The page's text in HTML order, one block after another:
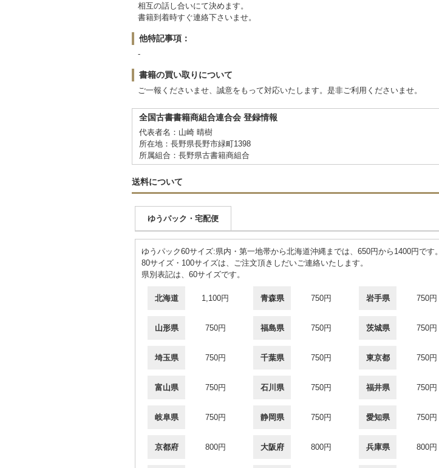
相互の話し合いにて決めます。
書籍到着時すぐ連絡下さいませ。
他特記事項：
-
書籍の買い取りについて
ご一報くださいませ、誠意をもって対応いたします。是非ご利用くださいませ。
全国古書書籍商組合連合会 登録情報
代表者名：山崎 晴樹
所在地：長野県長野市緑町1398
所属組合：長野県古書籍商組合
送料について
ゆうパック・宅配便
ゆうパック60サイズ:県内・第一地帯から北海道沖縄までは、650円から1400円です。
80サイズ・100サイズは、ご注文頂きしだいご連絡いたします。
県別表記は、60サイズです。
北海道 1,100円 青森県 750円 岩手県 750円
山形県 750円 福島県 750円 茨城県 750円
埼玉県 750円 千葉県 750円 東京都 750円
富山県 750円 石川県 750円 福井県 750円
岐阜県 750円 静岡県 750円 愛知県 750円
京都府 800円 大阪府 800円 兵庫県 800円